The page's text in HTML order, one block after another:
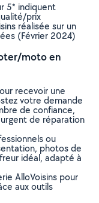
5* indiquent
prix
réalisée sur un
(Février 2024)
moto en
recevoir une
votre demande
de confiance,
de réparation
ou
photos de
idéal, adapté à
AlloVoisins pour
aux outils